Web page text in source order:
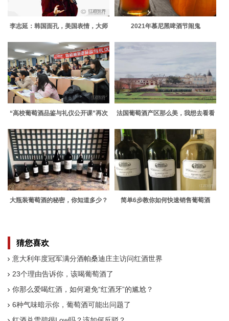
李志延：韩国面孔，美国表情，大师
2021年慕尼黑啤酒节闹鬼
“高校葡萄酒品鉴与礼仪公开课”再次
法国葡萄酒产区那么美，我想去看看
大瓶装葡萄酒的秘密，你知道多少？ 简单6步教你如何快速销售葡萄酒
猜您喜欢
意大利年度冠军满分酒帕桑迪庄主访问红酒世界
23个理由告诉你，该喝葡萄酒了
你那么爱喝红酒，如何避免“红酒牙”的尴尬？
6种气味暗示你，葡萄酒可能出问题了